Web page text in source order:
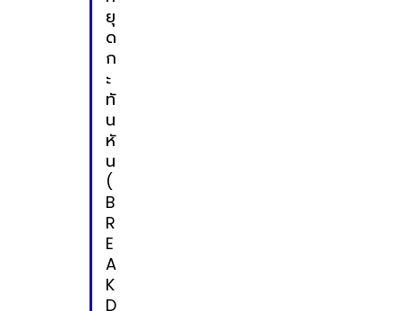
ยุ
ด
ก
ะ
ทั
น
หั
น
(
B
R
E
A
K
D